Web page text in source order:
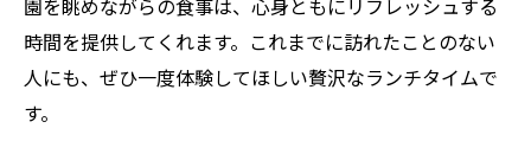
時間を提供してくれます。これまでに訪れたことのない
人にも、ぜひ一度体験してほしい贅沢なランチタイムで
す。